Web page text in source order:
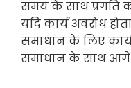
समय के साथ प्रगति
यदि कार्य अवरोध
समाधान के लिए
समाधान के साथ आगे